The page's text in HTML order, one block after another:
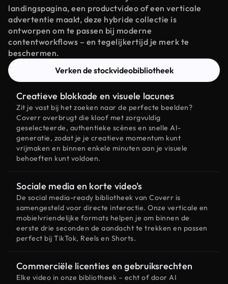
landingspagina, een productvideo of een verticale
advertentie maakt, deze hybride collectie is
ontworpen om te passen bij moderne
contentworkflows – en tegelijkertijd je merk te
beschermen.
Verken de stockvideobibliotheek
Creatieve blokkade en visuele lacunes
Zit je vast bij het zoeken naar de perfecte beelden?
Coverr overbrugt die kloof met zorgvuldig
geselecteerde, authentieke scènes en snelle AI-
generatie, zodat je je creatieve momentum kunt
vrijmaken en binnen enkele minuten aan je visuele
behoeften kunt voldoen.
Sociale media en korte video's
De social media-ready bibliotheek van Coverr is
samengesteld voor directe interactie. Onze verticale en
mobielvriendelijke formats helpen je om binnen de
eerste drie seconden de aandacht te trekken en passen
perfect bij TikTok, Reels en Shorts.
Commerciële licenties en gebruiksrechten
Elke video in onze bibliotheek – echt of door AI